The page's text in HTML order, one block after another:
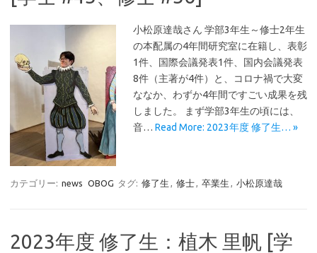
小松原達哉さん 学部3年生～修士2年生
の本配属の4年間研究室に在籍し、表彰
1件、国際会議発表1件、国内会議発表
8件（主著が4件）と、コロナ禍で大変
ななか、わずか4年間ですごい成果を残
しました。 まず学部3年生の頃には、
音… Read More: 2023年度 修了生… »
カテゴリー: news OBOG タグ: 修了生 , 修士, 卒業生 , 小松原達哉
2023年度 修了生：植木 里帆 [学